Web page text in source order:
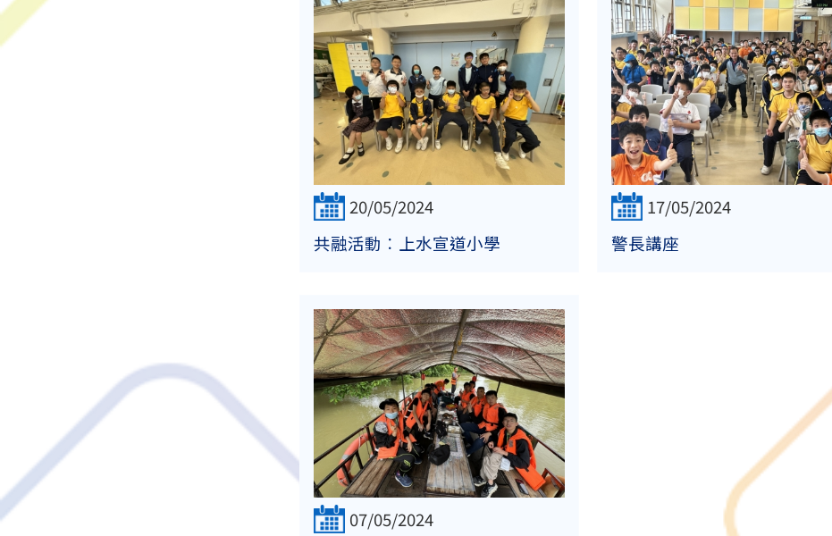
20/05/2024
共融活動︰上水宣道小學
17/05/2024
警長講座
07/05/2024